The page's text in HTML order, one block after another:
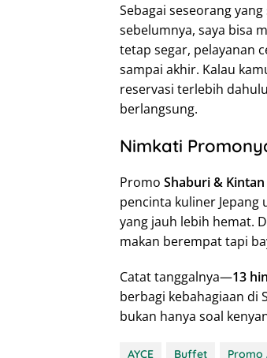
Sebagai seseorang
sebelumnya, saya bisa
tetap segar, pelayanan
sampai akhir. Kalau
reservasi terlebih
berlangsung.
Nimkati
Promo Shaburi &
pencinta kuliner
yang jauh lebih hemat.
makan berempat tapi
Catat tanggalnya—13
berbagi kebahagiaan di
bukan hanya soal
AYCE Buffet Promo